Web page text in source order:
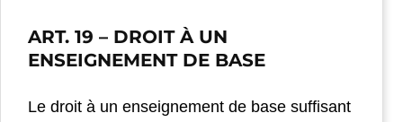
ART. 19 – DROIT À UN
ENSEIGNEMENT DE BASE
Le droit à un enseignement de base suffisant